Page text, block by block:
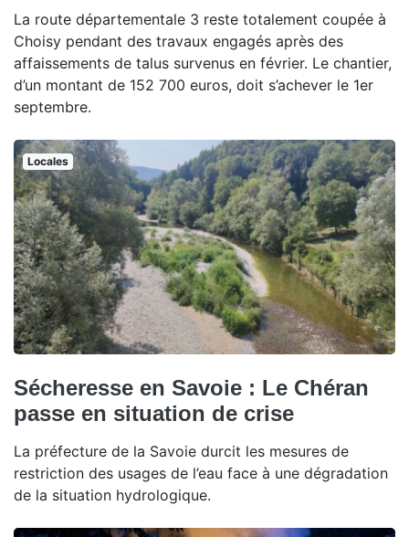
La route départementale 3 reste totalement coupée à
Choisy pendant des travaux engagés après des
affaissements de talus survenus en février. Le chantier,
d’un montant de 152 700 euros, doit s’achever le 1er
septembre.
Locales
Sécheresse en Savoie : Le Chéran
passe en situation de crise
La préfecture de la Savoie durcit les mesures de
restriction des usages de l’eau face à une dégradation
de la situation hydrologique.